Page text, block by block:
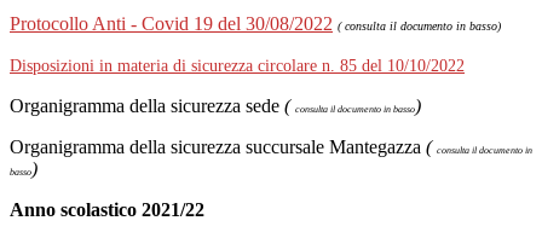
Protocollo Anti - Covid 19 del 30/08/2022 ( consulta il documento in basso)
Disposizioni in materia di sicurezza circolare n. 85 del 10/10/2022
Organigramma della sicurezza sede ( consulta il documento in basso)
Organigramma della sicurezza succursale Mantegazza ( consulta il documento in
basso)
Anno scolastico 2021/22